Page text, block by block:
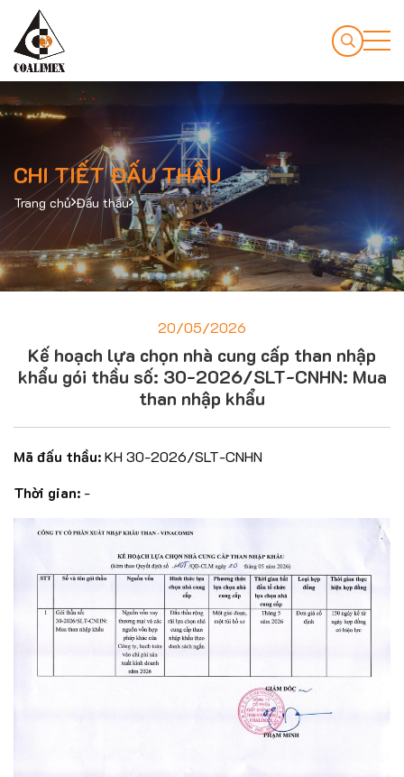
CHI TIẾT ĐẤU THẦU
Trang chủ Đấu thầu
20/05/2026
Kế hoạch lựa chọn nhà cung cấp than nhập
khẩu gói thầu số: 30-2026/SLT-CNHN: Mua
than nhập khẩu
Mã đấu thầu:KH 30-2026/SLT-CNHN
Thời gian:-